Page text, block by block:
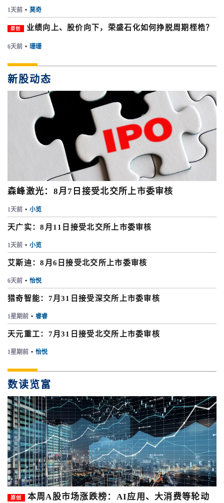
1天前 • 莫奇
原创 业绩向上、股价向下，荣盛石化如何挣脱周期桎梏？
6天前 • 珊珊
新股动态
森峰激光：8月7日接受北交所上市委审核
1天前 • 小览
天广实：8月11日接受北交所上市委审核
1天前 • 小览
艾斯迪：8月6日接受北交所上市委审核
6天前 • 怡悦
猎奇智能：7月31日接受深交所上市委审核
1星期前 • 睿睿
天元重工：7月31日接受北交所上市委审核
1星期前 • 怡悦
数读览富
原创
本周A股市场涨跌榜：AI应用、大消费等轮动